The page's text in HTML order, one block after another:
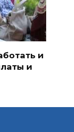
и
и